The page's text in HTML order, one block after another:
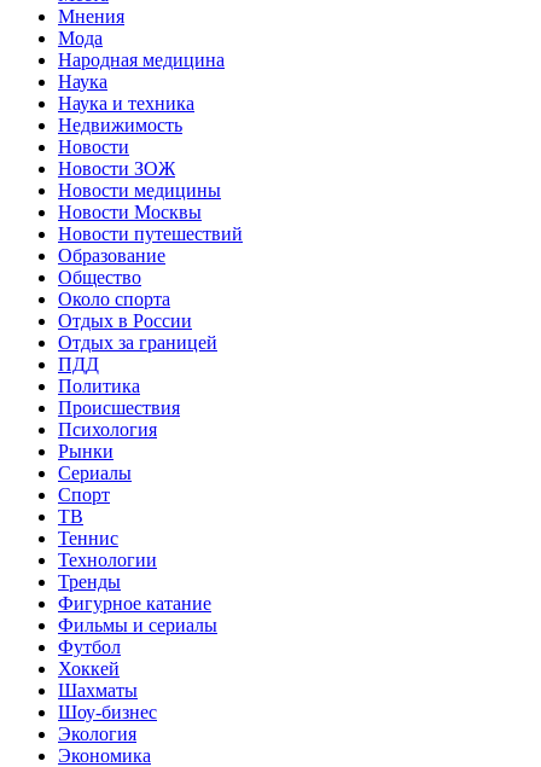
Мнения
Мода
Народная медицина
Наука
Наука и техника
Недвижимость
Новости
Новости ЗОЖ
Новости медицины
Новости Москвы
Новости путешествий
Образование
Общество
Около спорта
Отдых в России
Отдых за границей
ПДД
Политика
Происшествия
Психология
Рынки
Сериалы
Спорт
ТВ
Теннис
Технологии
Тренды
Фигурное катание
Фильмы и сериалы
Футбол
Хоккей
Шахматы
Шоу-бизнес
Экология
Экономика